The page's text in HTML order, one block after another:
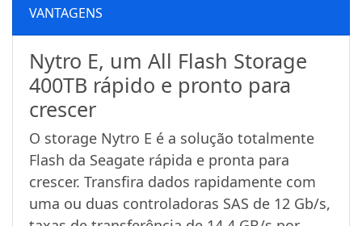
VANTAGENS
Nytro E, um All Flash Storage
400TB rápido e pronto para
crescer
O storage Nytro E é a solução totalmente
Flash da Seagate rápida e pronta para
crescer. Transfira dados rapidamente com
uma ou duas controladoras SAS de 12 Gb/s,